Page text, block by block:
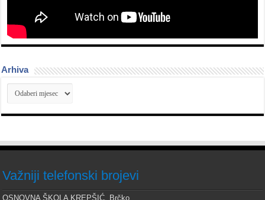
Arhiva
Arhiva
Važniji telefonski brojevi
OSNOVNA ŠKOLA KREPŠIĆ, Brčko